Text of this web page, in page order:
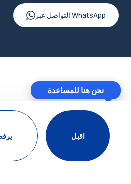
التواصل عبر WhatsApp
اقبل
نحن هنا للمساعدة